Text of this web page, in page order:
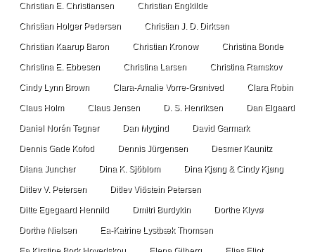
Christian E. Christiansen Christian Engkilde
Christian Holger Pedersen Christian J. D. Dirksen
Christian Kaarup Baron Christian Kronow Christina Bonde
Christina E. Ebbesen Christina Larsen Christina Ramskov
Cindy Lynn Brown Clara-Amalie Vorre-Grøntved Clara Robin
Claus Holm Claus Jensen D. S. Henriksen Dan Elgaard
Daniel Norén Tegner Dan Mygind David Garmark
Dennis Gade Kofod Dennis Jürgensen Desmer Kaunitz
Diana Juncher Dina K. Sjöblom Dina Kjøng & Cindy Kjøng
Ditlev V. Petersen Ditlev Viðstein Petersen
Ditte Egegaard Hennild Dmitri Burdykin Dorthe Klyvø
Dorthe Nielsen Ea-Katrine Lystbæk Thomsen